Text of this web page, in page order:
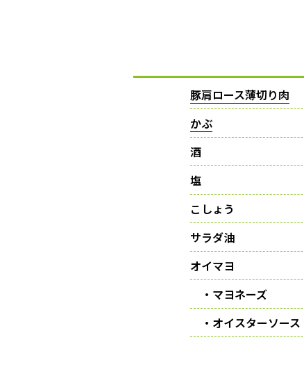
豚肩ロース薄切り肉
かぶ
酒
塩
こしょう
サラダ油
オイマヨ
・マヨネーズ
・オイスターソース